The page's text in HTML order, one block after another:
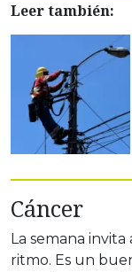
Leer también:
Cáncer
La semana
ritmo. Es un